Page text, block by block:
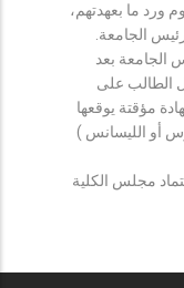
ورد ما بعهدتهم،
الجامعة.
الجامعة بعد
الطالب على
مؤقتة يوقعها
أو الليسانس )
مجلس الكلية